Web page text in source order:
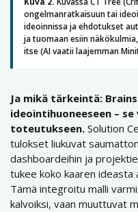
ongelmanratkaisuun tai
ideoinnissa ja ehdotukset
ja tuomaan esiin
itse (AI vaatii laajemman
Ja mikä tärkeintä:
ideointihuoneeseen –
toteutukseen. Solution
tulokset liukuvat
dashboardeihin ja
tukee koko kaaren ideasta
Tämä integroitu malli
kalvoiksi, vaan muuttuvat